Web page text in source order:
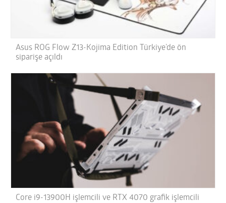
Asus ROG Flow Z13-Kojima Edition Türkiye’de ön
siparişe açıldı
Core i9-13900H işlemcili ve RTX 4070 grafik işlemcili